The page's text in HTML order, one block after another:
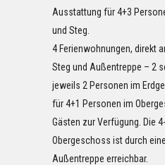
Ausstattung für 4+3
und Steg.
4 Ferienwohnungen, direkt
Steg und Außentreppe – 2
jeweils 2 Personen im
für 4+1 Personen im
Gästen zur Verfügung. Die
Obergeschoss ist durch
Außentreppe erreichbar.